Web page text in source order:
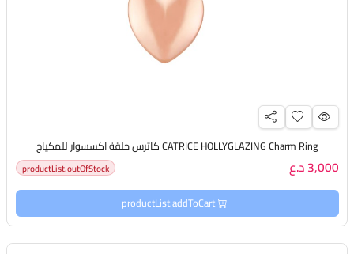
CATRICE HOLLYGLAZING Charm Ring كاترس حلقة اكسسوار للمكياج
3,000 د.ع productList.outOfStock
productList.addToCart